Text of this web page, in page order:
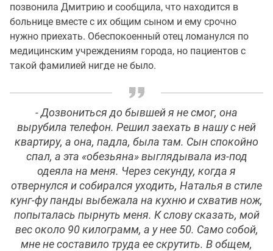
позвонила Дмитрию и сообщила, что находится в
больнице вместе с их общим сыном и ему срочно
нужно приехать. Обеспокоенный отец ломанулся по
медицинским учреждениям города, но пациентов с
такой фамилией нигде не было.
- Дозвониться до бывшей я не смог, она
вырубила телефон. Решил заехать в нашу с ней
квартиру, а она, падла, была там. Сын спокойно
спал, а эта «обезьяна» выглядывала из-под
одеяла на меня. Через секунду, когда я
отвернулся и собирался уходить, Наталья в стиле
кунг-фу панды выбежала на кухню и схватив нож,
попыталась пырнуть меня. К слову сказать, мой
вес около 90 килограмм, а у нее 50. Само собой,
мне не составило труда ее скрутить. В общем,